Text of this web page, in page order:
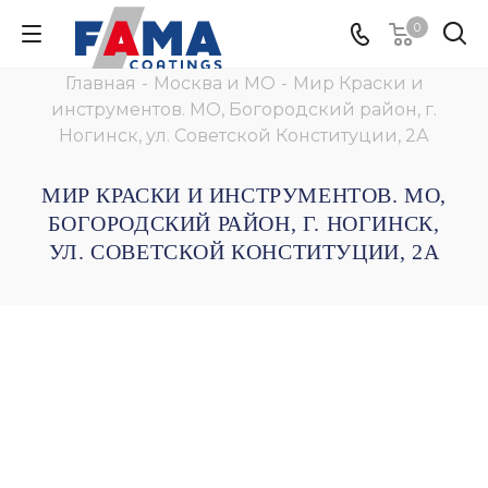
0
Главная - Москва и МО - Мир Краски и
инструментов. МО, Богородский район, г.
Ногинск, ул. Советской Конституции, 2А
МИР КРАСКИ И ИНСТРУМЕНТОВ. МО,
БОГОРОДСКИЙ РАЙОН, Г. НОГИНСК,
УЛ. СОВЕТСКОЙ КОНСТИТУЦИИ, 2А